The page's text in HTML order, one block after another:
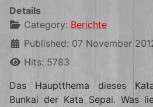
Details
Category: Berichte
Published: 07 November
Hits: 5783
Das Hauptthema dieses
Bunkai der Kata Sepai. Was